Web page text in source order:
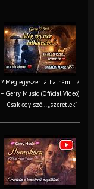
? Még egyszer láthatnám… ?
– Gerry Music (Official Video)
| Csak egy szó… „szeretlek”